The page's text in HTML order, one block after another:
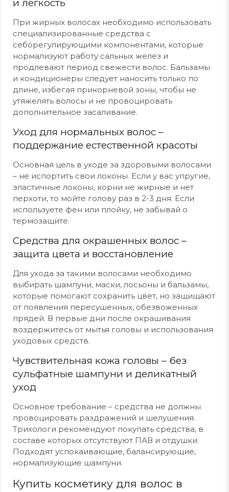
и легкость
При жирных волосах необходимо использовать
специализированные средства с
себорегулирующими компонентами, которые
нормализуют работу сальных желез и
продлевают период свежести волос. Бальзамы
и кондиционеры следует наносить только по
длине, избегая прикорневой зоны, чтобы не
утяжелять волосы и не провоцировать
дополнительное засаливание.
Уход для нормальных волос –
поддержание естественной красоты
Основная цель в уходе за здоровыми волосами
– не испортить свои локоны. Если у вас упругие,
эластичные локоны, корни не жирные и нет
перхоти, то мойте голову раз в 2-3 дня. Если
используете фен или плойку, не забывай о
термозащите.
Средства для окрашенных волос –
защита цвета и восстановление
Для ухода за такими волосами необходимо
выбирать шампуни, маски, лосьоны и бальзамы,
которые помогают сохранить цвет, но защищают
от появления пересушенных, обезвоженных
прядей. В первые дни после окрашивания
воздержитесь от мытья головы и использования
уходовых средств.
Чувствительная кожа головы – без
сульфатные шампуни и деликатный
уход
Основное требование – средства не должны
провоцировать раздражений и шелушения.
Трихологи рекомендуют покупать средства, в
составе которых отсутствуют ПАВ и отдушки.
Подходят успокаивающие, балансирующие,
нормализующие шампуни.
Купить косметику для волос в